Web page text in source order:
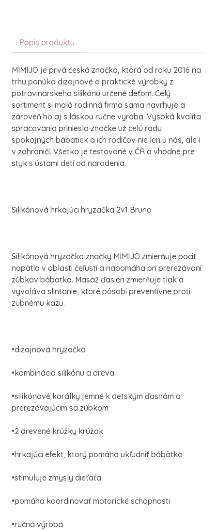
Popis produktu
MIMIJO je prvá česká značka, ktorá od roku 2016 na
trhu ponúka dizajnové a praktické výrobky z
potravinárskeho silikónu určené deťom. Celý
sortiment si malá rodinná firma sama navrhuje a
zároveň ho aj s láskou ručne vyrába. Vysoká kvalita
spracovania priniesla značke už celú radu
spokojných bábätiek a ich rodičov nie len u nás, ale i
v zahraničí. Všetko je testované v ČR a vhodné pre
styk s ústami detí od narodenia.
Silikónová hrkajúci hryzačka 2v1 Bruno
Silikónová hryzačka značky MIMIJO zmierňuje pocit
napätia v oblasti čeľustí a napomáha pri prerezávaní
zúbkov bábätka. Masáž ďasien zmierňuje tlak a
vyvoláva slintanie, ktoré pôsobí preventívne proti
zubnému kazu.
•dizajnová hryzačka
•kombinácia silikónu a dreva
•silikónové korálky jemné k detským ďasnám a
prerezávajúcim sa zúbkom
•2 drevené krúžky krúžok
•hrkajúci efekt, ktorý pomáha ukľudniť bábätko
•stimuluje zmysly dieťaťa
•pomáha koordinovať motorické schopnosti
•ručná výroba